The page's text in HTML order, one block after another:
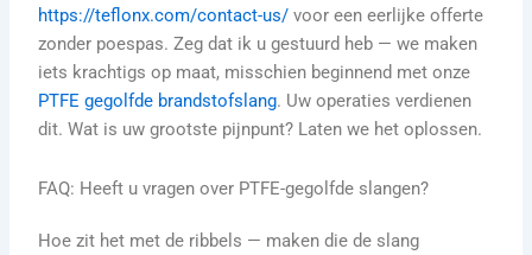
https://teflonx.com/contact-us/ voor een eerlijke offerte
zonder poespas. Zeg dat ik u gestuurd heb — we maken
iets krachtigs op maat, misschien beginnend met onze
PTFE gegolfde brandstofslang. Uw operaties verdienen
dit. Wat is uw grootste pijnpunt? Laten we het oplossen.
FAQ: Heeft u vragen over PTFE-gegolfde slangen?
Hoe zit het met de ribbels — maken die de slang